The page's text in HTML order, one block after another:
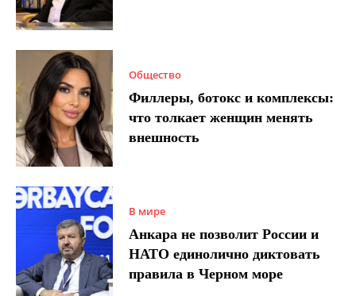
Общество
Филлеры, ботокс и комплексы:
что толкает женщин менять
внешность
В мире
Анкара не позволит России и
НАТО единолично диктовать
правила в Черном море